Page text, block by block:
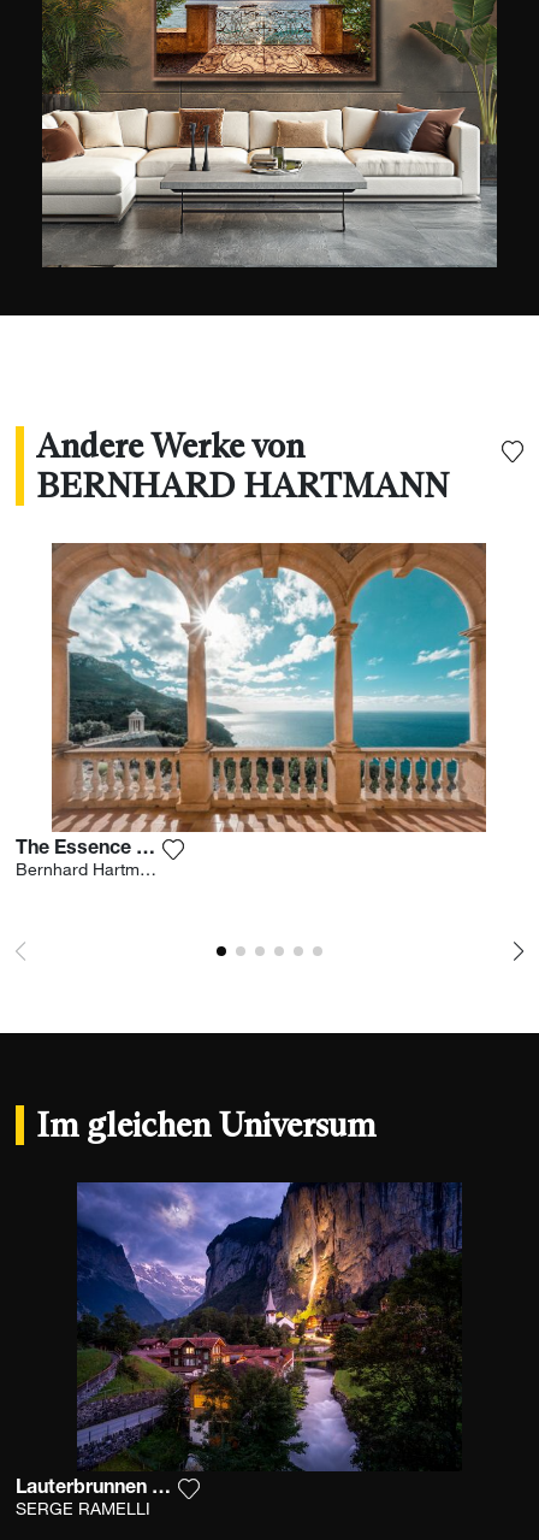
praktiziert werden und präsentiert uns daher in
seinen Serien die Opern, Theater und
Herrenhäuser Europas. Heute lebt Bernard
Hartmann in der Nähe des Starnberger Sees in
den Bayrischen Alpen. Sein Werk findet sich in
zahlreichen Privatsammlungen und wurde in den
USA, Spanien, Italien und Deutschland
ausgestellt. Er gewann unter anderem bei den
„American Black and White Photo Awards“,
Andere Werke von
BERNHARD HARTMANN
The Essence Of Beauty
Bernhard Hartmann
Im gleichen Universum
Lauterbrunnen Switzerland
SERGE RAMELLI